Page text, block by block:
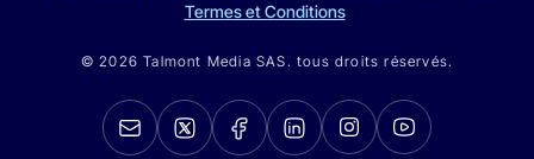
Termes et Conditions
© 2026 Talmont Media SAS. tous droits réservés.